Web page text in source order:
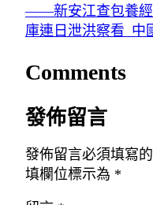
——新安江查包養
庫連日泄洪察看_中
Comments
發佈留言
發佈留言必須填寫
填欄位標示為 *